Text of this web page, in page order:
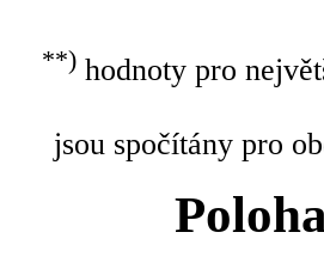
**)hodnoty pro
jsou spočítány pro